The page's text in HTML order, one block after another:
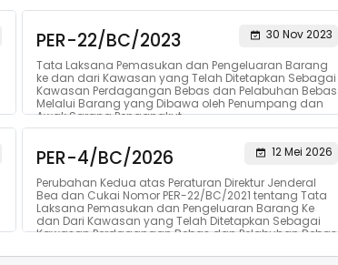
PER-22/BC/2023
30 Nov 2023
Tata Laksana Pemasukan dan Pengeluaran Barang
ke dan dari Kawasan yang Telah Ditetapkan Sebagai
Kawasan Perdagangan Bebas dan Pelabuhan Bebas
Melalui Barang yang Dibawa oleh Penumpang dan
Awak Sarana Pengangkut
PER-4/BC/2026
12 Mei 2026
Perubahan Kedua atas Peraturan Direktur Jenderal
Bea dan Cukai Nomor PER-22/BC/2021 tentang Tata
Laksana Pemasukan dan Pengeluaran Barang Ke
dan Dari Kawasan yang Telah Ditetapkan Sebagai
Kawasan Perdagangan Bebas dan Pelabuhan Bebas